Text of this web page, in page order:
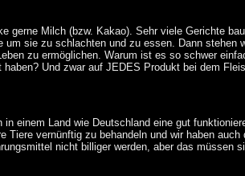
gerne Milch (bzw. Kakao). Sehr viele Gerichte
sie zu schlachten und zu essen. Dann stehen
zu ermöglichen. Warum ist es so schwer
Und zwar auf JEDES Produkt bei dem
einem Land wie Deutschland eine gut
Tiere vernünftig zu behandeln und wir haben auch
nicht billiger werden, aber das müssen